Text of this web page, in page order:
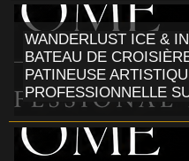
WANDERLUST ICE &
BATEAU DE
PATINEUSE
PROFESSIONNELLE